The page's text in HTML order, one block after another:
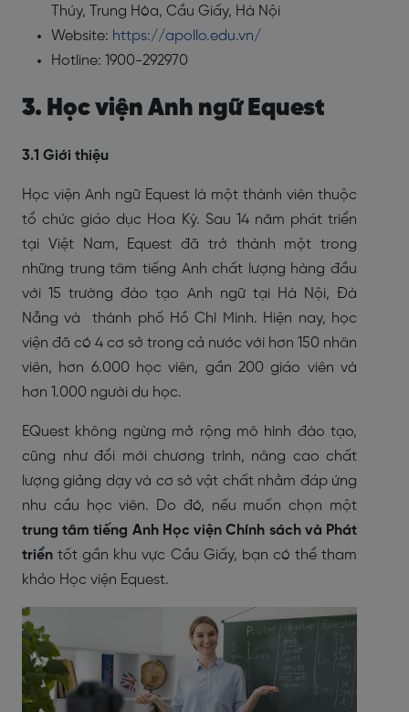
Thúy, Trung Hòa, Cầu Giấy, Hà Nội
Website: https://apollo.edu.vn/
Hotline: 1900-292970
3. Học viện Anh ngữ Equest
3.1 Giới thiệu
Học viện Anh ngữ Equest là một thành viên thuộc
tổ chức giáo dục Hoa Kỳ. Sau 14 năm phát triển
tại Việt Nam, Equest đã trở thành một trong
những trung tâm tiếng Anh chất lượng hàng đầu
với 15 trường đào tạo Anh ngữ tại Hà Nội, Đà
Nẵng và thành phố Hồ Chí Minh. Hiện nay, học
viện đã có 4 cơ sở trong cả nước với hơn 150 nhân
viên, hơn 6.000 học viên, gần 200 giáo viên và
hơn 1.000 người du học.
EQuest không ngừng mở rộng mô hình đào tạo,
cũng như đổi mới chương trình, nâng cao chất
lượng giảng dạy và cơ sở vật chất nhằm đáp ứng
nhu cầu học viên. Do đó, nếu muốn chọn một
trung tâm tiếng Anh Học viện Chính sách và Phát
triển tốt gần khu vực Cầu Giấy, bạn có thể tham
khảo Học viện Equest.